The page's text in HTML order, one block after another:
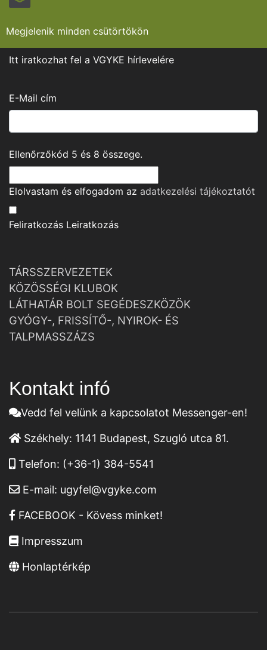
Megjelenik minden csütörtökön
Itt iratkozhat fel a VGYKE hírlevelére
E-Mail cím
Ellenőrzőkód 5 és 8 összege.
Elolvastam és elfogadom az adatkezelési tájékoztatót
Feliratkozás Leiratkozás
TÁRSSZERVEZETEK
KÖZÖSSÉGI KLUBOK
LÁTHATÁR BOLT SEGÉDESZKÖZÖK
GYÓGY-, FRISSÍTŐ-, NYIROK- ÉS
TALPMASSZÁZS
Kontakt infó
Vedd fel velünk a kapcsolatot Messenger-en!
Székhely: 1141 Budapest, Szugló utca 81.
Telefon: (+36-1) 384-5541
E-mail: ugyfel@vgyke.com
FACEBOOK - Kövess minket!
Impresszum
Honlaptérkép